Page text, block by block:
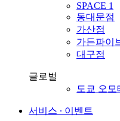
SPACE 1
동대문점
가산점
가든파이
대구점
글로벌
도쿄 오모
서비스 ∙ 이벤트